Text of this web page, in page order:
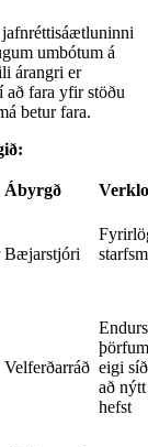
umbótum á
árangri er
fara yfir stöðu
betur fara.
Ábyrgð
Bæjarstjóri
Velferðarráð eigi
að
hefst